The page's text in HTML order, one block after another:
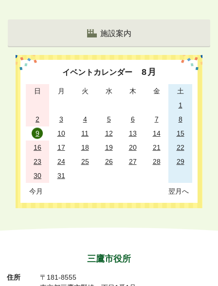
施設案内
イベントカレンダー 8 月
日 月 火 水 木 金
土
1
2
3 4 5 6 7
8
9
10 11 12 13 14
15
16
17 18 19 20 21
22
23
24 25 26 27 28
29
30
31
今月 翌月へ
三鷹市役所
住所
〒181-8555